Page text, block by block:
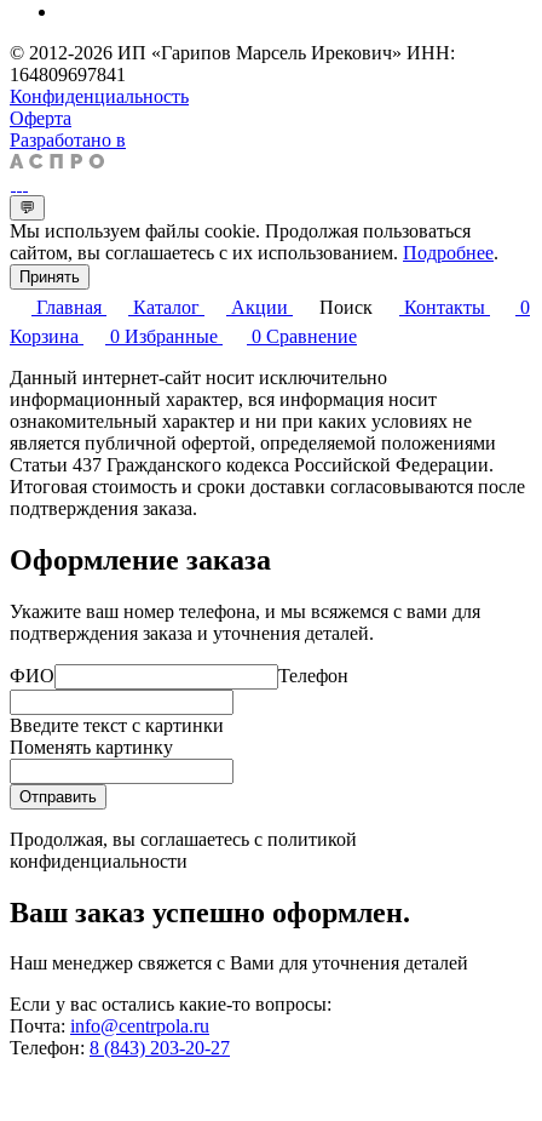
© 2012-2026 ИП «Гарипов Марсель Ирекович» ИНН:
164809697841
Конфиденциальность
Оферта
Разработано в
💬
Мы используем файлы cookie. Продолжая пользоваться
сайтом, вы соглашаетесь с их использованием. Подробнее.
Принять
Главная Каталог Акции Поиск Контакты
0
Корзина
0 Избранные 0 Сравнение
Данный интернет-сайт носит исключительно
информационный характер, вся информация носит
ознакомительный характер и ни при каких условиях не
является публичной офертой, определяемой положениями
Статьи 437 Гражданского кодекса Российской Федерации.
Итоговая стоимость и сроки доставки согласовываются после
подтверждения заказа.
Оформление заказа
Укажите ваш номер телефона, и мы всяжемся с вами для
подтверждения заказа и уточнения деталей.
ФИО Телефон
Введите текст с картинки
Поменять картинку
Отправить
Продолжая, вы соглашаетесь с политикой
конфиденциальности
Ваш заказ успешно оформлен.
Наш менеджер свяжется с Вами для уточнения деталей
Если у вас остались какие-то вопросы:
Почта: info@centrpola.ru
Телефон: 8 (843) 203-20-27